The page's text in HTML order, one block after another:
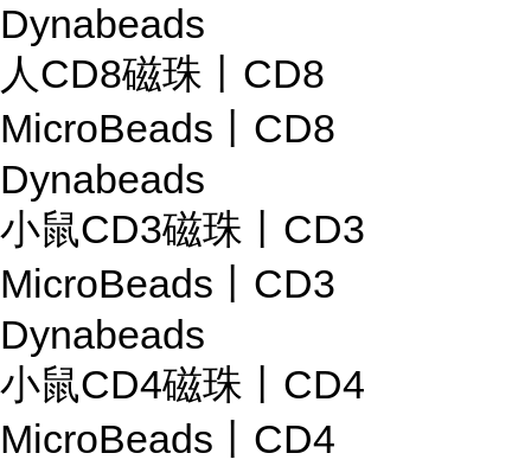
Dynabeads
人CD8磁珠丨CD8
MicroBeads丨CD8
Dynabeads
小鼠CD3磁珠丨CD3
MicroBeads丨CD3
Dynabeads
小鼠CD4磁珠丨CD4
MicroBeads丨CD4